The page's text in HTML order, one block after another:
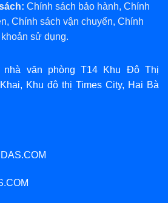
Chính sách bảo hành, Chính
, Chính sách vận chuyển, Chính
sử dụng.
nhà văn phòng T14 Khu Đô Thị
Khu đô thị Times City, Hai Bà